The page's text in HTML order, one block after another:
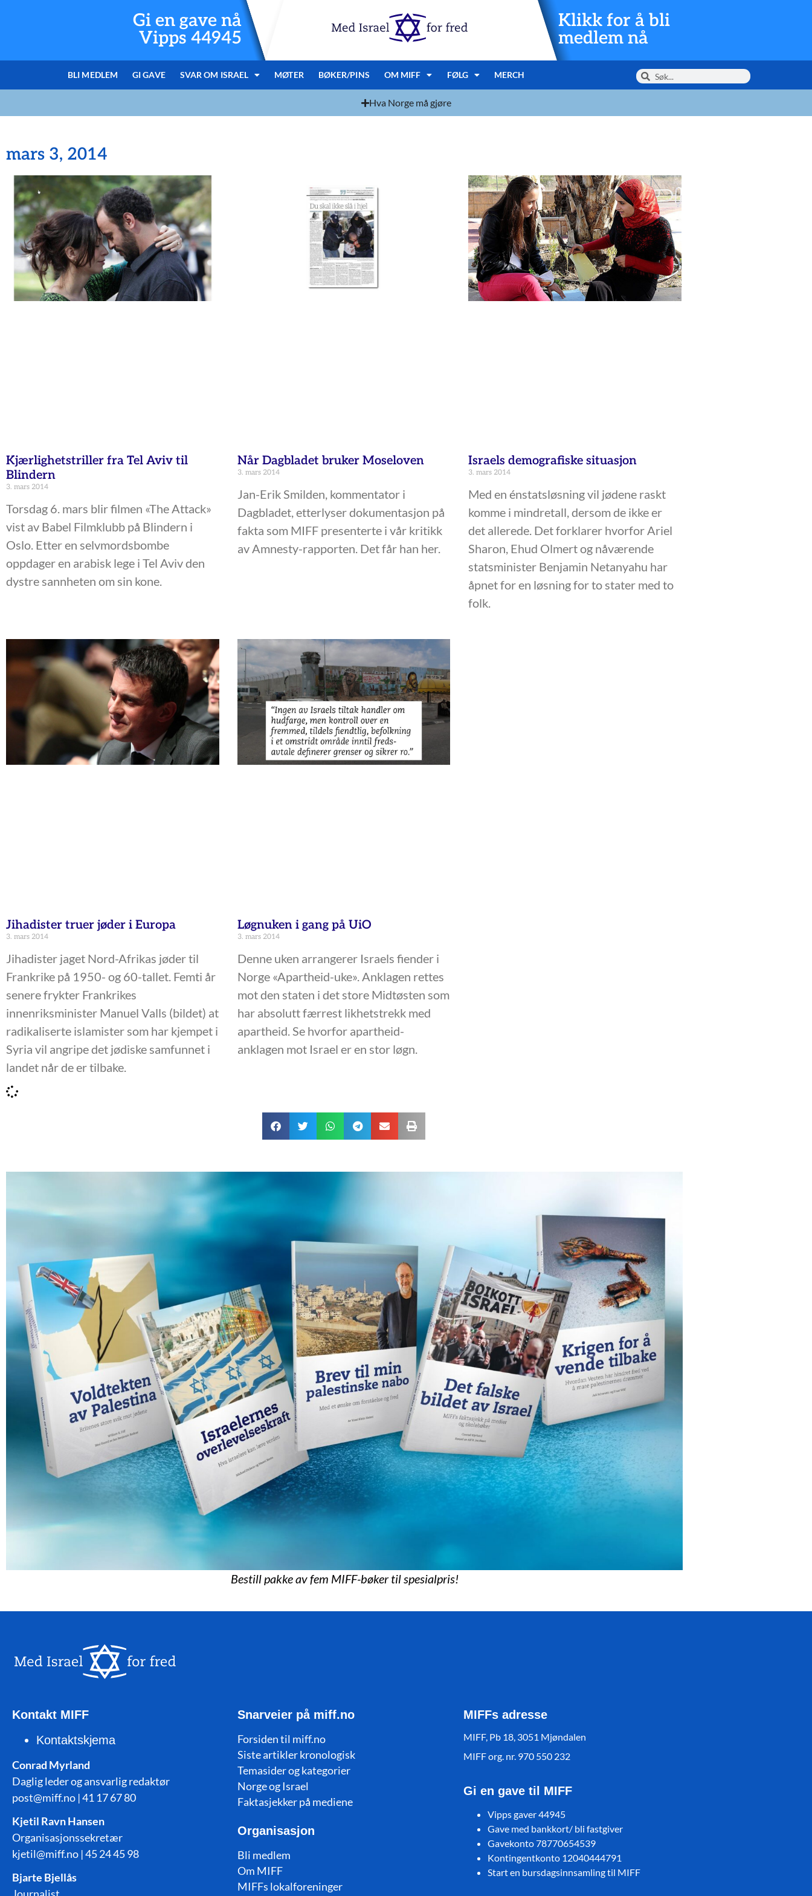
Gi en gave nå
Vipps 44945
Klikk for å bli
medlem nå
BLI MEDLEM GI GAVE SVAR OM ISRAEL MØTER BØKER/PINS OM MIFF FØLG MERCH
Hva Norge må gjøre
mars 3, 2014
Kjærlighetstriller fra Tel Aviv til
Blindern
3. mars 2014
Torsdag 6. mars blir filmen «The Attack»
vist av Babel Filmklubb på Blindern i
Oslo. Etter en selvmordsbombe
oppdager en arabisk lege i Tel Aviv den
dystre sannheten om sin kone.
Når Dagbladet bruker Moseloven
3. mars 2014
Jan-Erik Smilden, kommentator i
Dagbladet, etterlyser dokumentasjon på
fakta som MIFF presenterte i vår kritikk
av Amnesty-rapporten. Det får han her.
Israels demografiske situasjon
3. mars 2014
Med en énstatsløsning vil jødene raskt
komme i mindretall, dersom de ikke er
det allerede. Det forklarer hvorfor Ariel
Sharon, Ehud Olmert og nåværende
statsminister Benjamin Netanyahu har
åpnet for en løsning for to stater med to
folk.
Jihadister truer jøder i Europa
3. mars 2014
Jihadister jaget Nord-Afrikas jøder til
Frankrike på 1950- og 60-tallet. Femti år
senere frykter Frankrikes
innenriksminister Manuel Valls (bildet) at
radikaliserte islamister som har kjempet i
Syria vil angripe det jødiske samfunnet i
landet når de er tilbake.
Løgnuken i gang på UiO
3. mars 2014
Denne uken arrangerer Israels fiender i
Norge «Apartheid-uke». Anklagen rettes
mot den staten i det store Midtøsten som
har absolutt færrest likhetstrekk med
apartheid. Se hvorfor apartheid-
anklagen mot Israel er en stor løgn.
Bestill pakke av fem MIFF-bøker til spesialpris!
Kontakt MIFF
Kontaktskjema
Conrad Myrland
Daglig leder og ansvarlig redaktør
post@miff.no | 41 17 67 80
Kjetil Ravn Hansen
Organisasjonssekretær
kjetil@miff.no | 45 24 45 98
Bjarte Bjellås
Snarveier på miff.no
Forsiden til miff.no
Siste artikler kronologisk
Temasider og kategorier
Norge og Israel
Faktasjekker på mediene
Organisasjon
Bli medlem
Om MIFF
MIFFs lokalforeninger
MIFFs adresse
MIFF, Pb 18, 3051 Mjøndalen
MIFF org. nr. 970 550 232
Gi en gave til MIFF
Vipps gaver 44945
Gave med bankkort/ bli fastgiver
Gavekonto 78770654539
Kontingentkonto 12040444791
Start en bursdagsinnsamling til MIFF